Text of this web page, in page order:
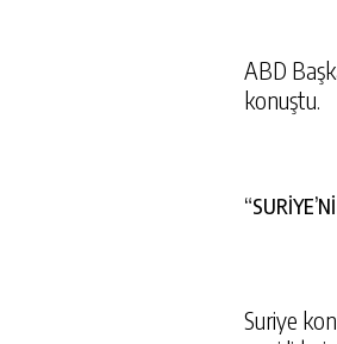
ABD
konuştu.
Suriye